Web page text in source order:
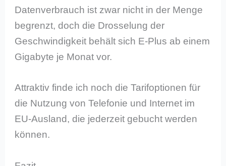
Datenverbrauch ist zwar nicht in der Menge
begrenzt, doch die Drosselung der
Geschwindigkeit behält sich E-Plus ab einem
Gigabyte je Monat vor.
Attraktiv finde ich noch die Tarifoptionen für
die Nutzung von Telefonie und Internet im
EU-Ausland, die jederzeit gebucht werden
können.